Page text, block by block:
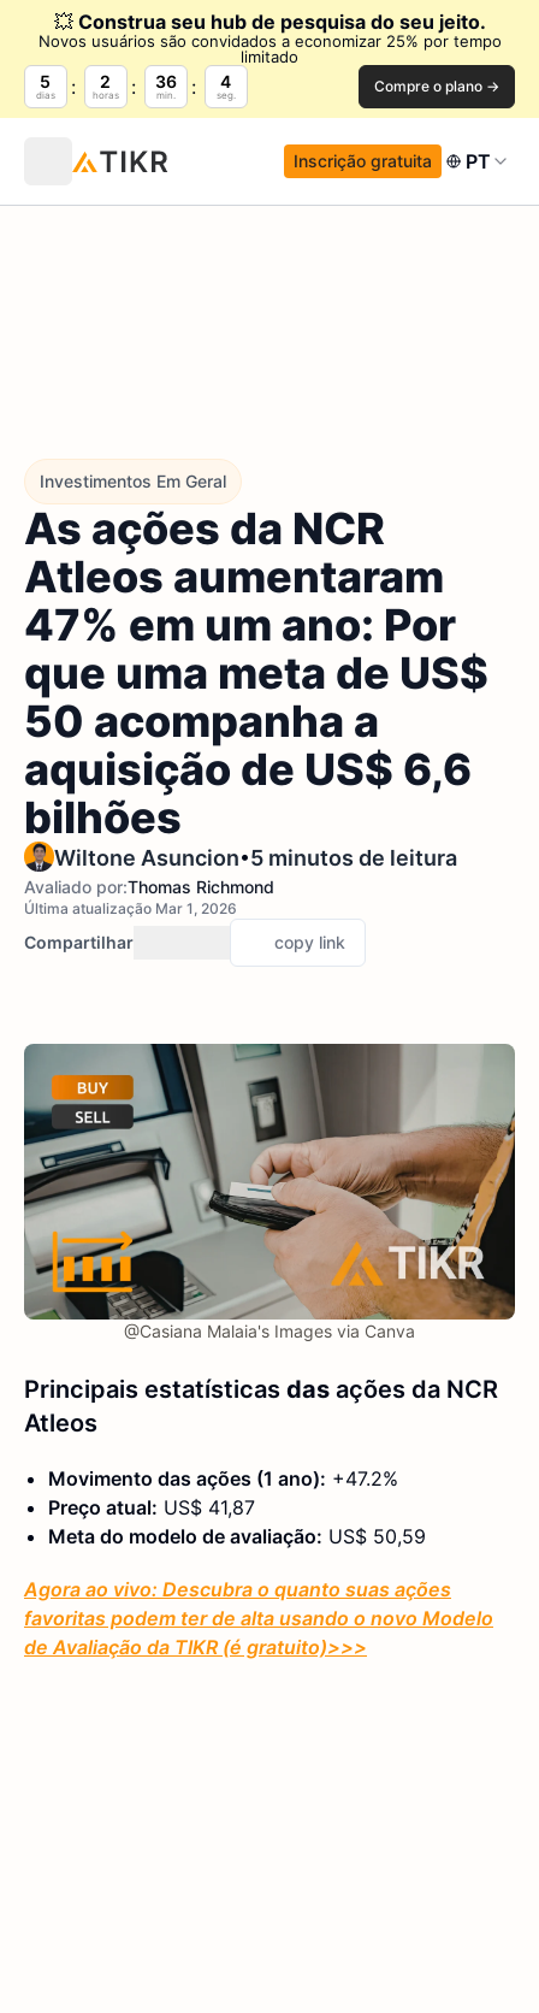
💥 Construa seu hub de pesquisa do seu jeito.
Novos usuários são convidados a economizar 25% por tempo
limitado
5
dias
2
horas
36
min.
3
seg. Compre o plano →
Inscrição gratuita PT
Investimentos Em Geral
As ações da NCR
Atleos aumentaram
47% em um ano: Por
que uma meta de US$
50 acompanha a
aquisição de US$ 6,6
bilhões
Wiltone Asuncion•5 minutos de leitura
Avaliado por:Thomas Richmond
Última atualização Mar 1, 2026
Compartilhar copy link
@Casiana Malaia's Images via Canva
Principais estatísticas das ações da NCR
Atleos
Movimento das ações (1 ano): +47.2%
Preço atual: US$ 41,87
Meta do modelo de avaliação: US$ 50,59
Agora ao vivo: Descubra o quanto suas ações
favoritas podem ter de alta usando o novo Modelo
de Avaliação da TIKR (é gratuito)>>>